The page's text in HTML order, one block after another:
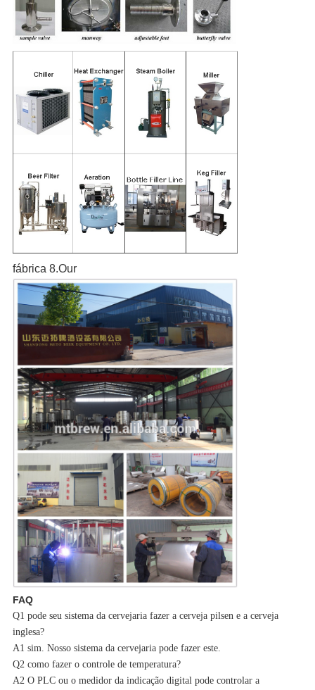
fábrica 8.Our
FAQ
Q1 pode seu sistema da cervejaria fazer a cerveja pilsen e a cerveja
inglesa?
A1 sim. Nosso sistema da cervejaria pode fazer este.
Q2 como fazer o controle de temperatura?
A2 O PLC ou o medidor da indicação digital pode controlar a